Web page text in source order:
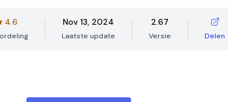
4.6 Nov 13, 2024
Laatste update
2.67
Versie Delen